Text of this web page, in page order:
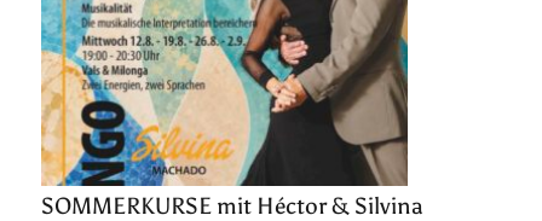
SOMMERKURSE mit Héctor & Silvina